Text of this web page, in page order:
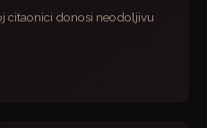
citaonici donosi neodoljivu